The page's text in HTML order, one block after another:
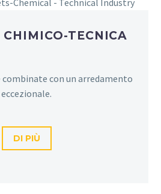
TECNICA
con un arredamento
eccezionale.
DI PIÙ